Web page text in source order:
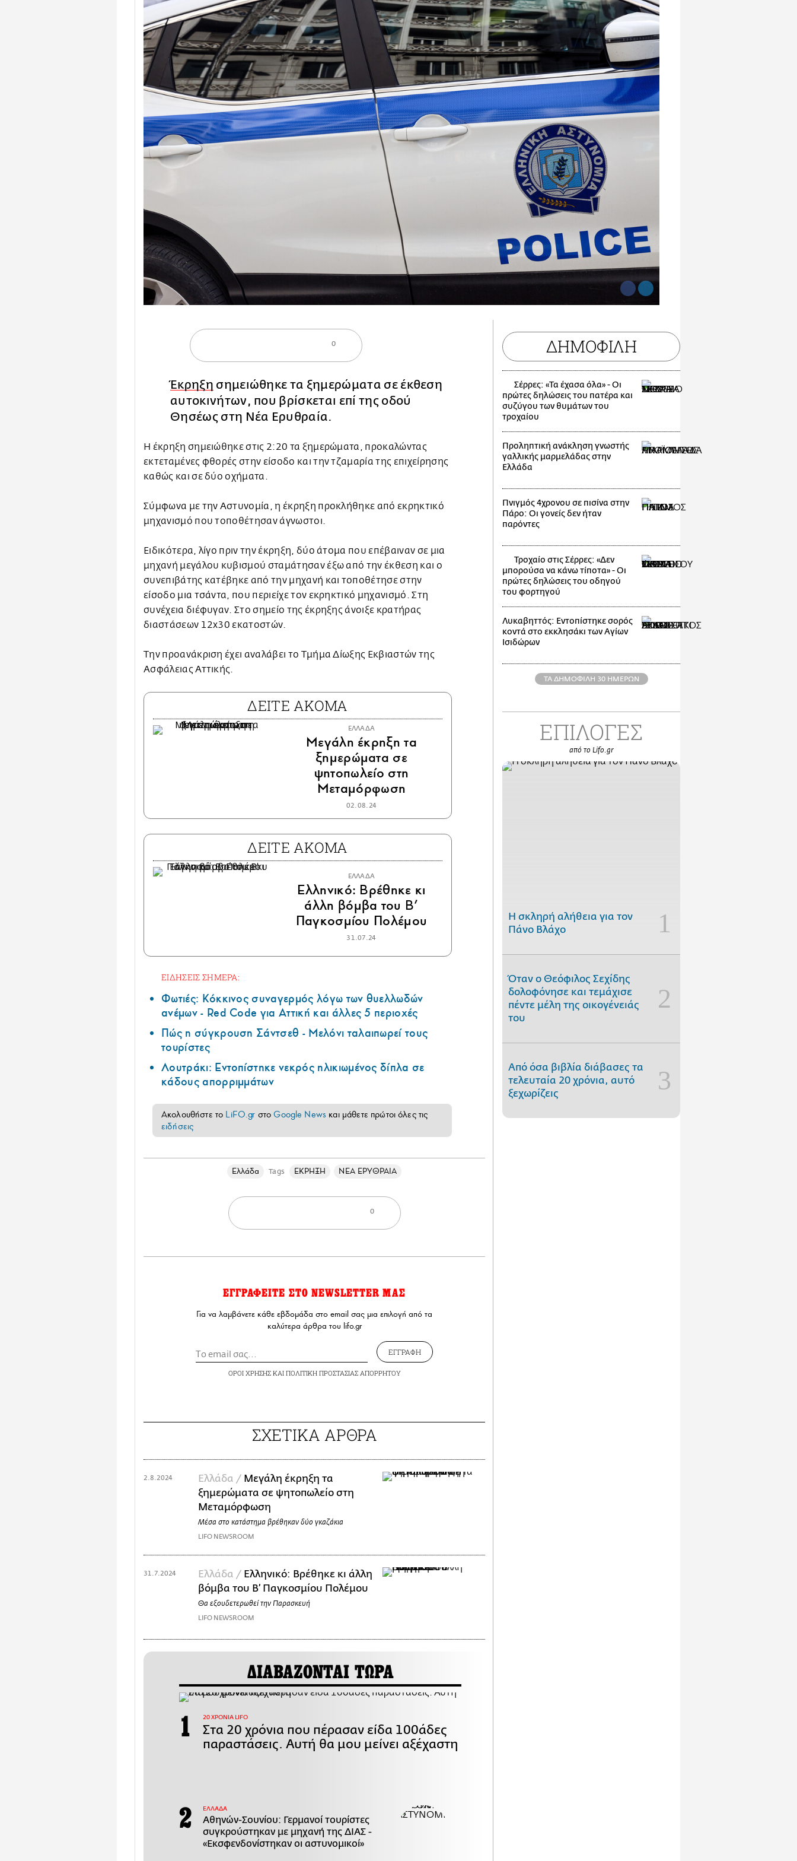
0
Έκρηξη σημειώθηκε τα ξημερώματα σε έκθεση
αυτοκινήτων, που βρίσκεται επί της οδού
Θησέως στη Νέα Ερυθραία.
Η έκρηξη σημειώθηκε στις 2:20 τα ξημερώματα, προκαλώντας
εκτεταμένες φθορές στην είσοδο και την τζαμαρία της επιχείρησης
καθώς και σε δύο οχήματα.
Σύμφωνα με την Αστυνομία, η έκρηξη προκλήθηκε από εκρηκτικό
μηχανισμό που τοποθέτησαν άγνωστοι.
Ειδικότερα, λίγο πριν την έκρηξη, δύο άτομα που επέβαιναν σε μια
μηχανή μεγάλου κυβισμού σταμάτησαν έξω από την έκθεση και ο
συνεπιβάτης κατέβηκε από την μηχανή και τοποθέτησε στην
είσοδο μια τσάντα, που περιείχε τον εκρηκτικό μηχανισμό. Στη
συνέχεια διέφυγαν. Στο σημείο της έκρηξης άνοιξε κρατήρας
διαστάσεων 12x30 εκατοστών.
Την προανάκριση έχει αναλάβει το Τμήμα Δίωξης Εκβιαστών της
Ασφάλειας Αττικής.
ΔΕΙΤΕ ΑΚΟΜΑ
ΕΛΛΑΔΑ
Μεγάλη έκρηξη τα
ξημερώματα σε
ψητοπωλείο στη
Μεταμόρφωση
02.08.24
ΔΕΙΤΕ ΑΚΟΜΑ
ΕΛΛΑΔΑ
Ελληνικό: Βρέθηκε κι
άλλη βόμβα του Β’
Παγκοσμίου Πολέμου
31.07.24
ΕΙΔΗΣΕΙΣ ΣΗΜΕΡΑ:
Φωτιές: Κόκκινος συναγερμός λόγω των θυελλωδών
ανέμων - Red Code για Αττική και άλλες 5 περιοχές
Πώς η σύγκρουση Σάντσεθ - Μελόνι ταλαιπωρεί τους
τουρίστες
Λουτράκι: Εντοπίστηκε νεκρός ηλικιωμένος δίπλα σε
κάδους απορριμμάτων
Ακολουθήστε το LiFO.gr στοGoogle News και μάθετε πρώτοι όλες τις
ειδήσεις
Ελλάδα Tags ΕΚΡΗΞΗ ΝΕΑ ΕΡΥΘΡΑΙΑ
0
ΕΓΓΡΑΦΕΙΤΕ ΣΤΟ NEWSLETTER ΜΑΣ
Για να λαμβάνετε κάθε εβδομάδα στο email σας μια επιλογή από τα
καλύτερα άρθρα του lifo.gr
ΕΓΓΡΑΦΗ
ΟΡΟΙ ΧΡΗΣΗΣΚΑΙ ΠΟΛΙΤΙΚΗ ΠΡΟΣΤΑΣΙΑΣ ΑΠΟΡΡΗΤΟΥ
ΣΧΕΤΙΚΑ ΑΡΘΡΑ
Ελλάδα / Μεγάλη έκρηξη τα
ξημερώματα σε ψητοπωλείο στη
Μεταμόρφωση
Μέσα στο κατάστημα βρέθηκαν δύο γκαζάκια
LIFO NEWSROOM
2.8.2024
Ελλάδα / Ελληνικό: Βρέθηκε κι άλλη
βόμβα του Β’ Παγκοσμίου Πολέμου
Θα εξουδετερωθεί την Παρασκευή
LIFO NEWSROOM
31.7.2024
ΔΙΑΒΑΖΟΝΤΑΙ ΤΩΡΑ
20 ΧΡΟΝΙΑ LIFO
Στα 20 χρόνια που πέρασαν είδα 100άδες
παραστάσεις. Αυτή θα μου μείνει αξέχαστη
ΕΛΛΑΔΑ
Αθηνών-Σουνίου: Γερμανοί τουρίστες
συγκρούστηκαν με μηχανή της ΔΙΑΣ -
«Εκσφενδονίστηκαν οι αστυνομικοί»
ΔΗΜΟΦΙΛΗ
Σέρρες: «Τα έχασα όλα» - Οι
πρώτες δηλώσεις του πατέρα και
συζύγου των θυμάτων του
τροχαίου
Προληπτική ανάκληση γνωστής
γαλλικής μαρμελάδας στην
Ελλάδα
Πνιγμός 4χρονου σε πισίνα στην
Πάρο: Οι γονείς δεν ήταν
παρόντες
Τροχαίο στις Σέρρες: «Δεν
μπορούσα να κάνω τίποτα» - Οι
πρώτες δηλώσεις του οδηγού
του φορτηγού
Λυκαβηττός: Εντοπίστηκε σορός
κοντά στο εκκλησάκι των Αγίων
Ισιδώρων
ΤΑ ΔΗΜΟΦΙΛΗ 30 ΗΜΕΡΩΝ
ΕΠΙΛΟΓΕΣ
από το Lifo.gr
H σκληρή αλήθεια για τον
Πάνο Βλάχο
Όταν ο Θεόφιλος Σεχίδης
δολοφόνησε και τεμάχισε
πέντε μέλη της οικογένειάς
του
Από όσα βιβλία διάβασες τα
τελευταία 20 χρόνια, αυτό
ξεχωρίζεις